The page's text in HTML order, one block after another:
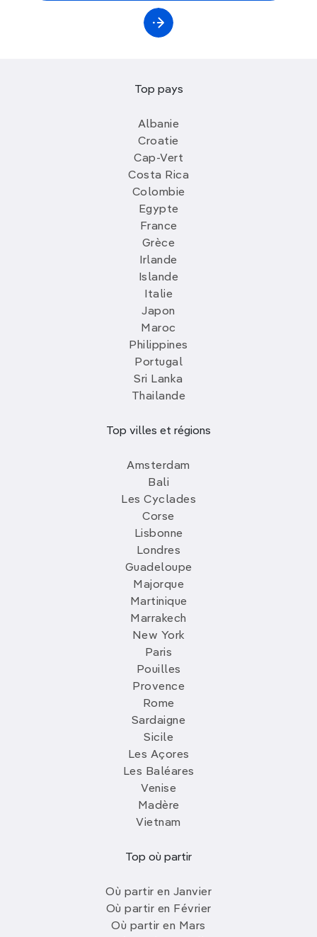
Top pays
Albanie
Croatie
Cap-Vert
Costa Rica
Colombie
Egypte
France
Grèce
Irlande
Islande
Italie
Japon
Maroc
Philippines
Portugal
Sri Lanka
Thailande
Top villes et régions
Amsterdam
Bali
Les Cyclades
Corse
Lisbonne
Londres
Guadeloupe
Majorque
Martinique
Marrakech
New York
Paris
Pouilles
Provence
Rome
Sardaigne
Sicile
Les Açores
Les Baléares
Venise
Madère
Vietnam
Top où partir
Où partir en Janvier
Où partir en Février
Où partir en Mars